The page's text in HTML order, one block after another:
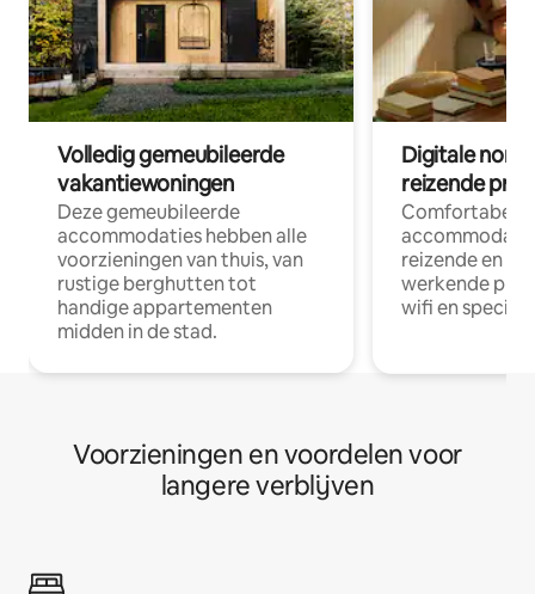
Volledig gemeubileerde
vakantiewoningen
Deze gemeubileerde
accommodaties hebben alle
voorzieningen van thuis, van
rustige berghutten tot
handige appartementen
midden in de stad.
Digitale
reizende
Comfortabele
reizende en
werkende
wifi en
Voorzieningen en voordelen voor
langere verblijven